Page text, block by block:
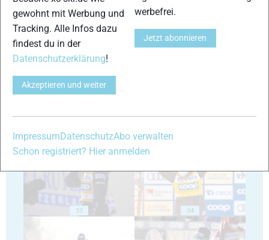
30
33 34
gewohnt mit Werbung und
Tracking. Alle Infos dazu
findest du in der
Datenschutzerklärung!
Akzeptieren und weiter
werbefrei.
Jetzt abonnieren
ImpressumDatenschutzAbo verwalten
Schon registriert? Hier anmelden